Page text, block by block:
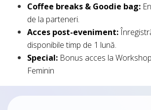
Coffee breaks & Goodie bag:
de la parteneri.
Acces post-eveniment:
disponibile timp de 1 lună.
Special: Bonus acces la
Feminin